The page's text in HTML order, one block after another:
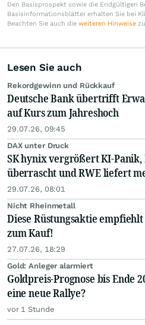
Den Basisprospekt sowie die Endgültigen
Basisinformationsblätter erhalten Sie bei
Beachten Sie auch die weiteren Hinweise
Lesen Sie auch
Rekordgewinn und Rückkauf
Deutsche Bank übertrifft
auf Kurs zum Jahreshoch
29.07.26, 09:45
DAX unter Druck
SK hynix vergrößert KI-Panik,
überrascht und RWE liefert
29.07.26, 08:01
Nicht Rheinmetall
Diese Rüstungsaktie
zum Kauf!
27.07.26, 18:29
Gold: Anleger alarmiert
Goldpreis-Prognose bis Ende
eine neue Rallye?
vor 1 Stunde